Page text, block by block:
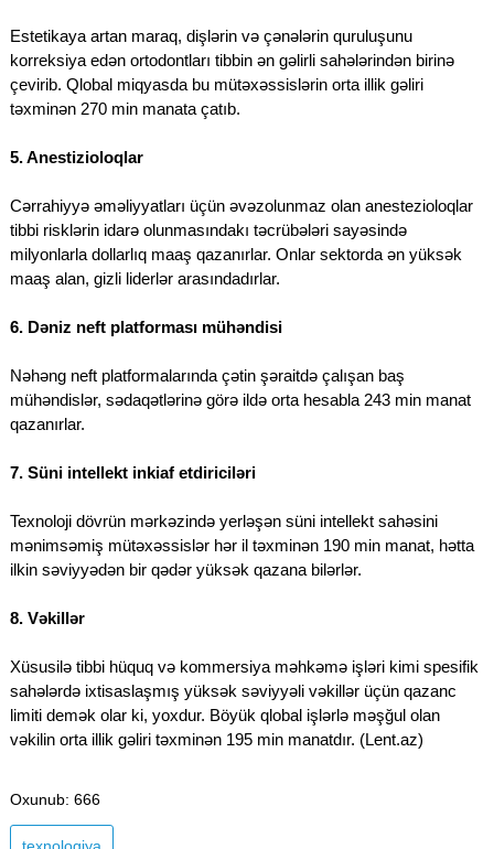
Estetikaya artan maraq, dişlərin və çənələrin quruluşunu
korreksiya edən ortodontları tibbin ən gəlirli sahələrindən birinə
çevirib. Qlobal miqyasda bu mütəxəssislərin orta illik gəliri
təxminən 270 min manata çatıb.
5. Anestizioloqlar
Cərrahiyyə əməliyyatları üçün əvəzolunmaz olan anestezioloqlar
tibbi risklərin idarə olunmasındakı təcrübələri sayəsində
milyonlarla dollarlıq maaş qazanırlar. Onlar sektorda ən yüksək
maaş alan, gizli liderlər arasındadırlar.
6. Dəniz neft platforması mühəndisi
Nəhəng neft platformalarında çətin şəraitdə çalışan baş
mühəndislər, sədaqətlərinə görə ildə orta hesabla 243 min manat
qazanırlar.
7. Süni intellekt inkiaf etdiriciləri
Texnoloji dövrün mərkəzində yerləşən süni intellekt sahəsini
mənimsəmiş mütəxəssislər hər il təxminən 190 min manat, hətta
ilkin səviyyədən bir qədər yüksək qazana bilərlər.
8. Vəkillər
Xüsusilə tibbi hüquq və kommersiya məhkəmə işləri kimi spesifik
sahələrdə ixtisaslaşmış yüksək səviyyəli vəkillər üçün qazanc
limiti demək olar ki, yoxdur. Böyük qlobal işlərlə məşğul olan
vəkilin orta illik gəliri təxminən 195 min manatdır. (Lent.az)
Oxunub: 666
texnologiya